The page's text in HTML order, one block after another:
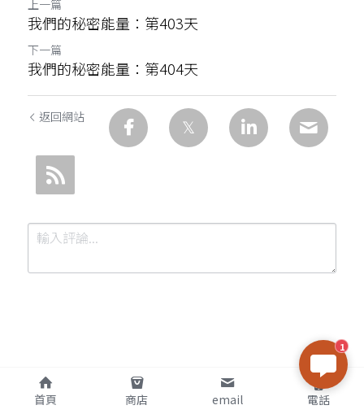
上一篇
我們的秘密能量：第403天
下一篇
我們的秘密能量：第404天
返回網站
提交
1
首頁 商店 email 電話